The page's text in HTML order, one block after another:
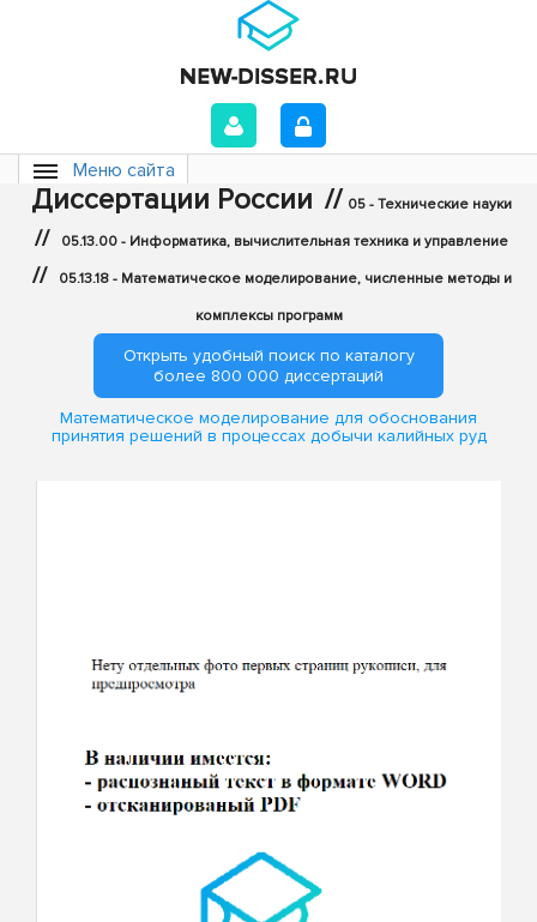
Меню сайта
Диссертации России // 05 - Технические науки
// 05.13.00 - Информатика, вычислительная техника и управление
// 05.13.18 - Математическое моделирование, численные методы и
комплексы программ
Открыть удобный поиск по каталогу
более 800 000 диссертаций
Математическое моделирование для обоснования
принятия решений в процессах добычи калийных руд